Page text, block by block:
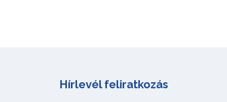
Hírlevél feliratkozás